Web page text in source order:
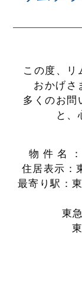
この度、リ
おかげさ
多くのお問
と、
物 件 名 ：
住居表示：
最寄り駅：
東急世
東急田